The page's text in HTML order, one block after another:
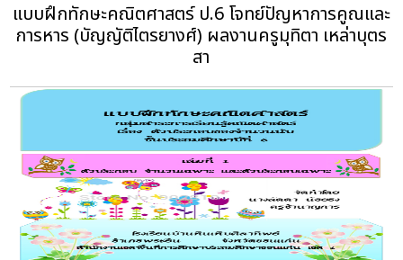
แบบฝึกทักษะคณิตศาสตร์ ป.6 โจทย์ปัญหาการคูณและ
การหาร (บัญญัติไตรยางศ์) ผลงานครูมุทิตา เหล่าบุตร
สา